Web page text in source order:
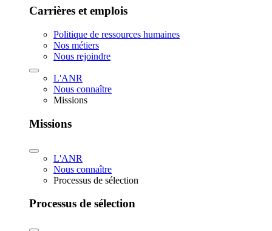
Carrières et emplois
Politique de ressources humaines
Nos métiers
Nous rejoindre
L'ANR
Nous connaître
Missions
Missions
L'ANR
Nous connaître
Processus de sélection
Processus de sélection